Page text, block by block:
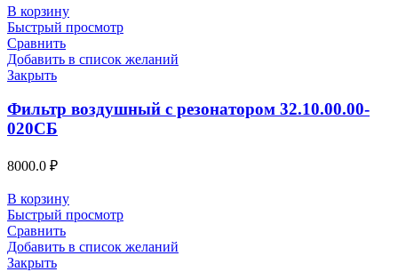
В корзину
Быстрый просмотр
Сравнить
Добавить в список желаний
Закрыть
Фильтр воздушный с резонатором 32.10.00.00-
020СБ
8000.0 ₽
В корзину
Быстрый просмотр
Сравнить
Добавить в список желаний
Закрыть